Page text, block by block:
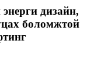
дизайн,
боломжтой